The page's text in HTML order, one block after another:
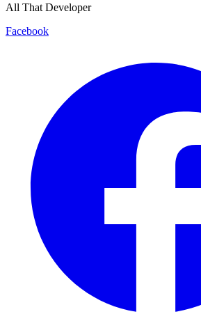
All That Developer
Facebook